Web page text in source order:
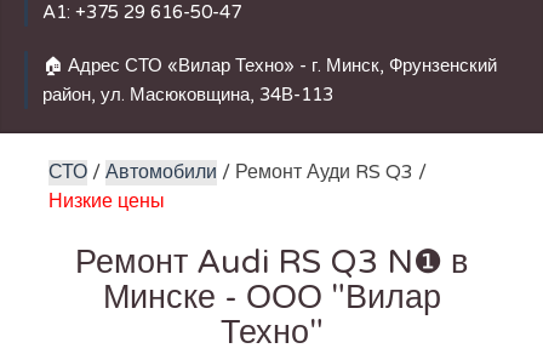
A1: +375 29 616-50-47
🏠 Адрес СТО «Вилар Техно» - г. Минск, Фрунзенский
район, ул. Масюковщина, 34В-113
СТО / Автомобили / Ремонт Ауди RS Q3 /
Низкие цены
Ремонт Audi RS Q3 N❶ в
Минске - ООО "Вилар
Техно"